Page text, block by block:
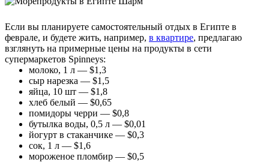
Если вы планируете самостоятельный отдых в Египте в
феврале, и будете жить, например, в квартире, предлагаю
взглянуть на примерные цены на продукты в сети
супермаркетов Spinneys:
молоко, 1 л — $1,3
сыр нарезка — $1,5
яйца, 10 шт — $1,8
хлеб белый — $0,65
помидоры черри — $0,8
бутылка воды, 0,5 л — $0,01
йогурт в стаканчике — $0,3
сок, 1 л — $1,6
мороженое пломбир — $0,5